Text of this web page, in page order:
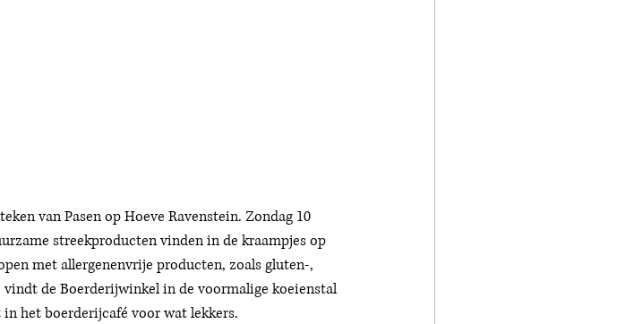
van Pasen op Hoeve Ravenstein. Zondag 10
streekproducten vinden in de kraampjes op
met allergenenvrije producten, zoals gluten-,
de Boerderijwinkel in de voormalige koeienstal
het boerderijcafé voor wat lekkers.